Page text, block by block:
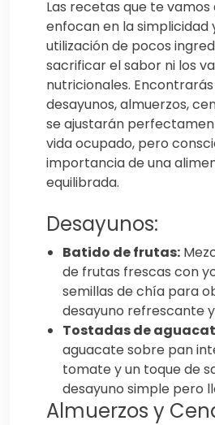
Las recetas que te
enfocan en la simplicidad
utilización de pocos
sacrificar el sabor ni los
nutricionales.
desayunos, almuerzos,
se ajustarán
vida ocupado, pero
importancia de una
equilibrada.
Desayunos:
Batido de frutas:
de frutas frescas con
semillas de chía para
desayuno refrescante
Tostadas de
aguacate sobre pan
tomate y un toque de
desayuno simple pero
Almuerzos y